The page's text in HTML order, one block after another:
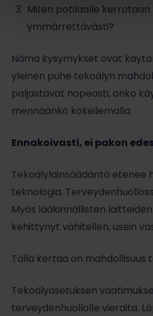
Miten potilaalle
ymmärrettävästi?
Nämä kysymykset ovat
yleinen puhe tekoälyn
paljastavat nopeasti, onko
mennäänkö kokeilemalla.
Ennakoivasti, ei pakon
Tekoälylainsäädäntö etenee
teknologia.
Myös lääkinnällisten
kehittynyt vähitellen, usein
Tällä kertaa on mahdollisuus
Tekoälyasetuksen
terveydenhuollolle vieraita.